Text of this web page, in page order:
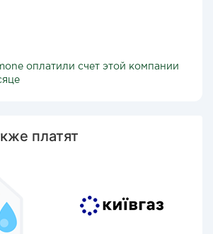
оплатили счет этой компании
платят